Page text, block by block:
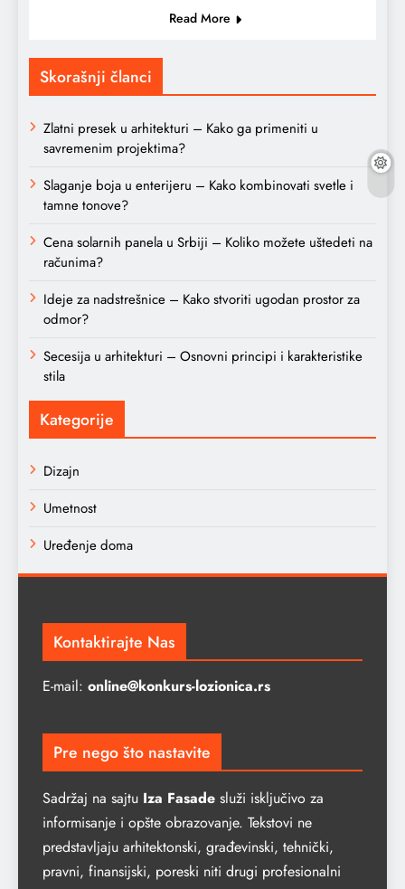
Read More
Skorašnji članci
Zlatni presek u arhitekturi – Kako ga primeniti u
savremenim projektima?
Slaganje boja u enterijeru – Kako kombinovati svetle i
tamne tonove?
Cena solarnih panela u Srbiji – Koliko možete uštedeti na
računima?
Ideje za nadstrešnice – Kako stvoriti ugodan prostor za
odmor?
Secesija u arhitekturi – Osnovni principi i karakteristike
stila
Kategorije
Dizajn
Umetnost
Uređenje doma
Kontaktirajte Nas
E-mail: online@konkurs-lozionica.rs
Pre nego što nastavite
Sadržaj na sajtu Iza Fasade služi isključivo za
informisanje i opšte obrazovanje. Tekstovi ne
predstavljaju arhitektonski, građevinski, tehnički,
pravni, finansijski, poreski niti drugi profesionalni